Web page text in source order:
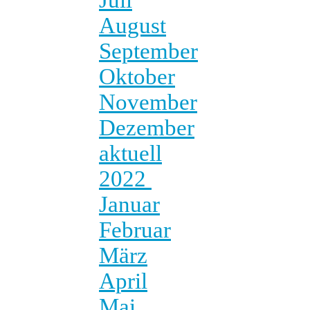
August
September
Oktober
November
Dezember
aktuell
2022
Januar
Februar
März
April